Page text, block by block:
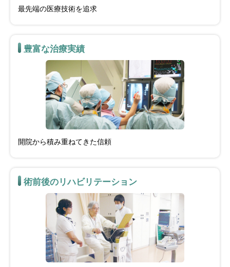
最先端の医療技術を追求
豊富な治療実績
開院から積み重ねてきた信頼
術前後のリハビリテーション